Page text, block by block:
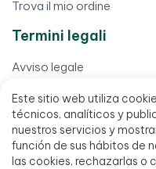
Este sitio web utiliza
técnicos, analíticos y
nuestros servicios y
función de sus hábitos de
las cookies, rechazarlas o
Trova il mio ordine
Termini legali
Avviso legale
Condizioni di vendita
Finanziamento fino a 18
Politica di accessibilità